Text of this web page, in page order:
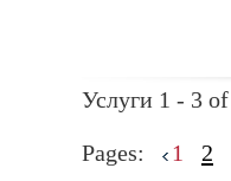
Услуги 1 - 3
Pages: 1 2